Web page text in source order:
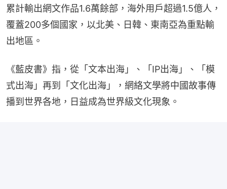
累計輸出網文作品1.6萬餘部，海外用戶超過1.5億人，
覆蓋200多個國家，以北美、日韓、東南亞為重點輸
出地區。
《藍皮書》指，從「文本出海」、「IP出海」、「模
式出海」再到「文化出海」，網絡文學將中國故事傳
播到世界各地，日益成為世界級文化現象。